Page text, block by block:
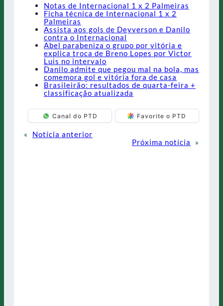
Notas de Internacional 1 x 2 Palmeiras
Ficha técnica de Internacional 1 x 2
Palmeiras
Assista aos gols de Deyverson e Danilo
contra o Internacional
Abel parabeniza o grupo por vitória e
explica troca de Breno Lopes por Victor
Luis no intervalo
Danilo admite que pegou mal na bola, mas
comemora gol e vitória fora de casa
Brasileirão: resultados de quarta-feira +
classificação atualizada
Canal do PTD Favorite o PTD
«
Notícia anterior
Próxima notícia
»